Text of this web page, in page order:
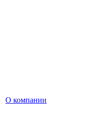
О компании